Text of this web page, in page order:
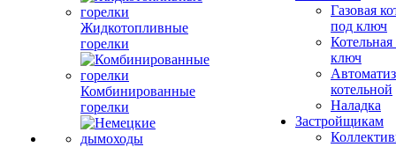
Жидкотопливные
горелки
Комбинированные
горелки
Газовая
под ключ
ключ
котельной
Наладка
Застройщикам